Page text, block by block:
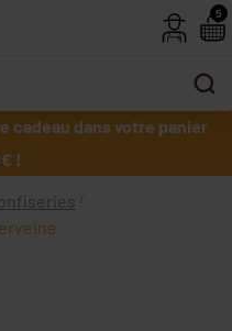
cadeau dans votre panier
!
5